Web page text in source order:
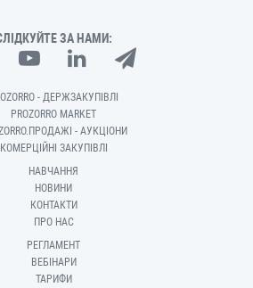
ЗА НАМИ:
- ДЕРЖЗАКУПІВЛІ
PROZORRO MARKET
- АУКЦІОНИ
КОМЕРЦІЙНІ ЗАКУПІВЛІ
НАВЧАННЯ
НОВИНИ
КОНТАКТИ
ПРО НАС
РЕГЛАМЕНТ
ВЕБІНАРИ
ТАРИФИ